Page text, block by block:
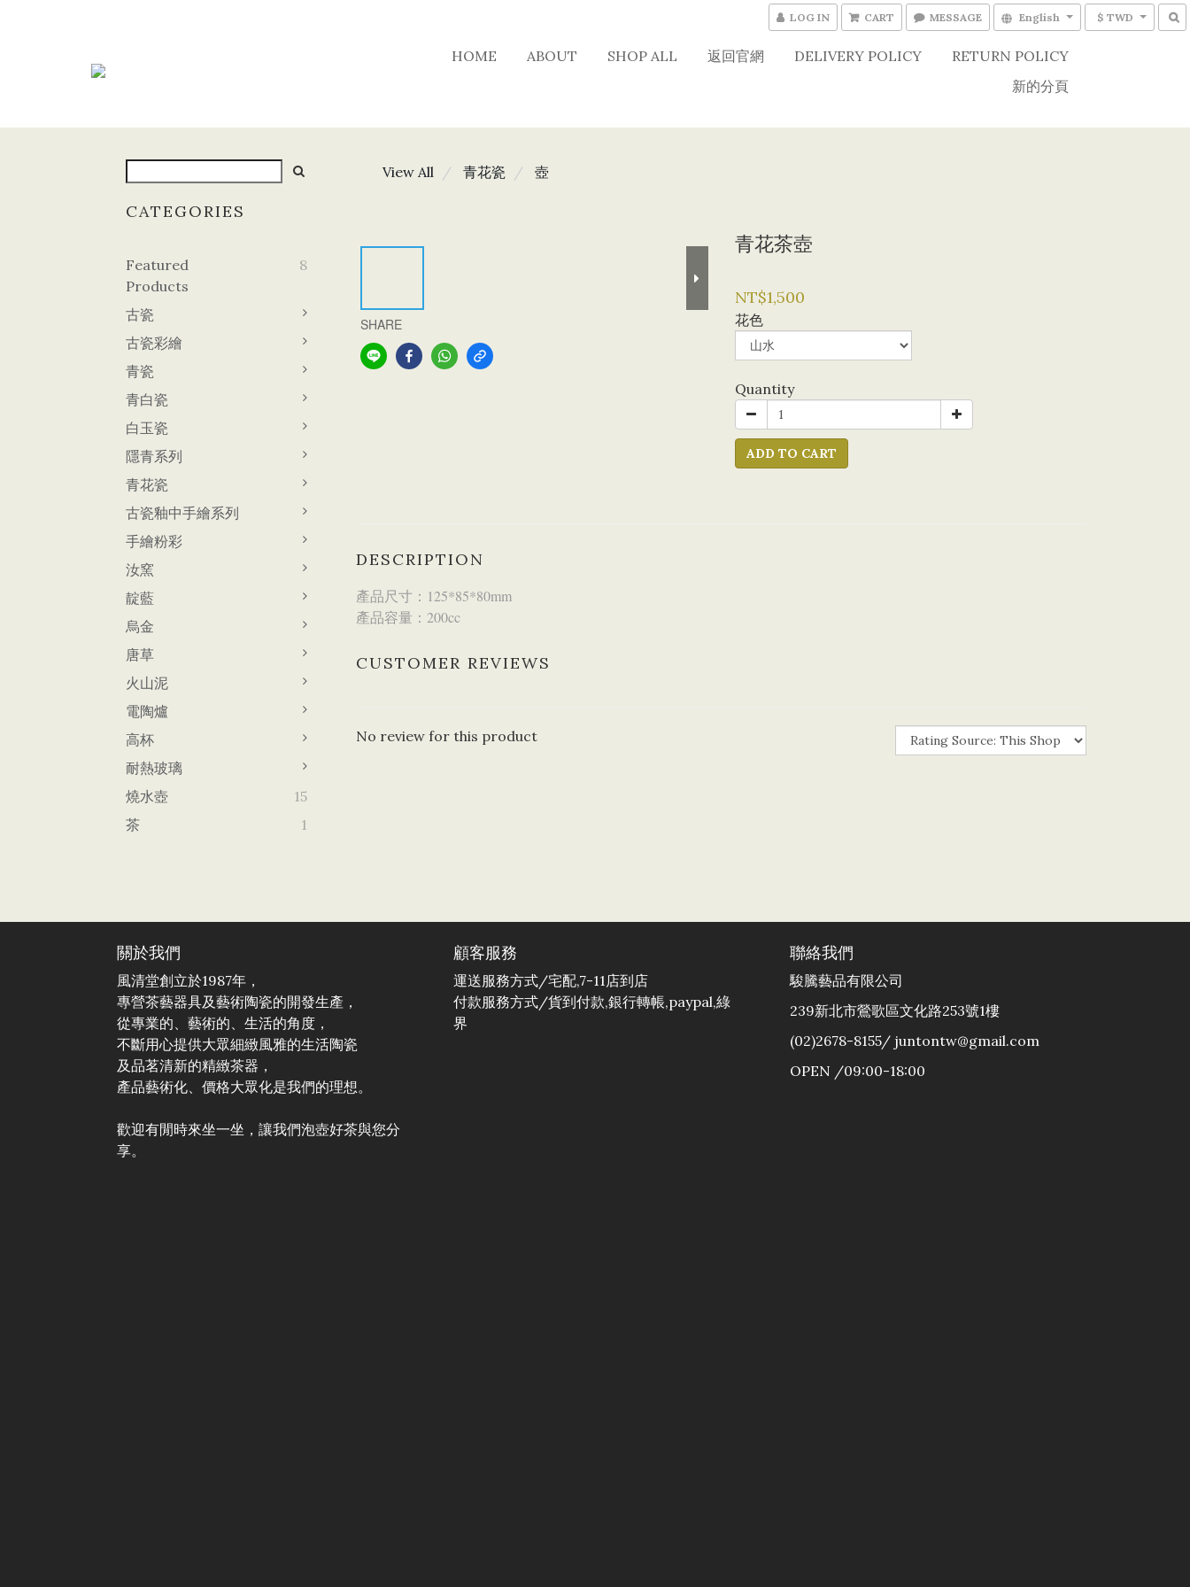
LOG IN CART MESSAGE English $ TWD
HOME ABOUT SHOP ALL 返回官網 DELIVERY POLICY
RETURN POLICY
新的分頁
CATEGORIES
Featured
Products
8
古瓷
古瓷彩繪
青瓷
青白瓷
白玉瓷
隱青系列
青花瓷
古瓷釉中手繪系列
手繪粉彩
汝窯
靛藍
烏金
唐草
火山泥
電陶爐
高杯
耐熱玻璃
燒水壺
15
茶
1
View All 青花瓷 壺
SHARE
青花茶壺
NT$1,500
花色
Quantity
ADD TO CART
DESCRIPTION
產品尺寸：125*85*80mm
產品容量：200cc
CUSTOMER REVIEWS
No review for this product
關於我們
風清堂創立於1987年，
專營茶藝器具及藝術陶瓷的開發生產，
從專業的、藝術的、生活的角度，
不斷用心提供大眾細緻風雅的生活陶瓷
及品茗清新的精緻茶器，
產品藝術化、價格大眾化是我們的理想。
歡迎有閒時來坐一坐，讓我們泡壺好茶與您分
享。
顧客服務
運送服務方式/宅配,7-11店到店
付款服務方式/貨到付款,銀行轉帳,paypal,綠
界
聯絡我們
駿騰藝品有限公司
239新北市鶯歌區文化路253號1樓
(02)2678-8155/ juntontw@gmail.com
OPEN /09:00-18:00